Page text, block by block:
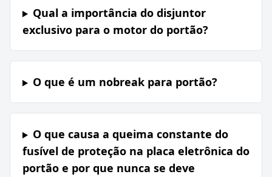
Qual a importância do disjuntor
exclusivo para o motor do portão?
O que é um nobreak para portão?
O que causa a queima constante do
fusível de proteção na placa eletrônica do
portão e por que nunca se deve